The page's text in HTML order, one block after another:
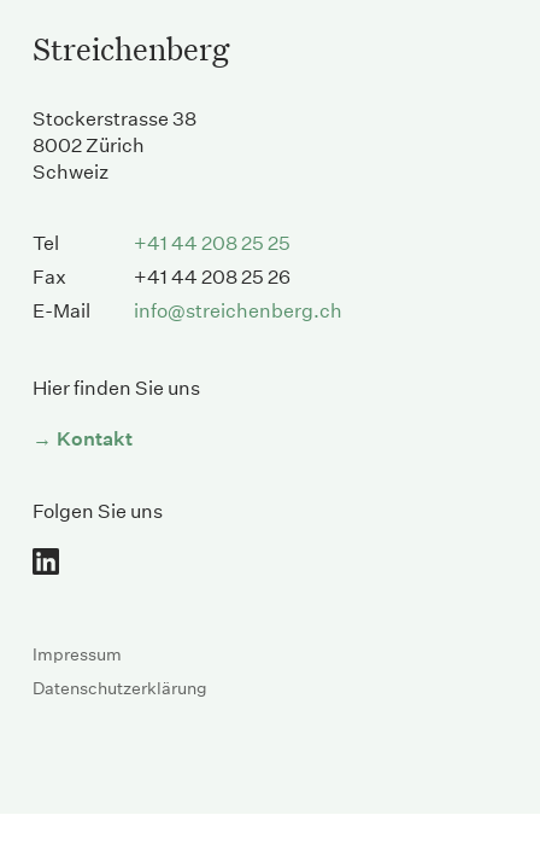
Streichenberg
Stockerstrasse 38
8002 Zürich
Schweiz
Tel
+41 44 208 25 25
Fax
+41 44 208 25 26
E-Mail
info@streichenberg.ch
Hier finden Sie uns
Kontakt
Folgen Sie uns
Impressum
Datenschutzerklärung